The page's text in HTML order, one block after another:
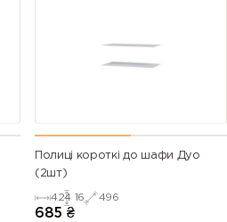
Полиці короткі до шафи Дуо
(2шт)
424 16 496
685 ₴